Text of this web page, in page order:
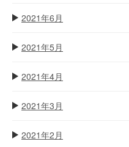
2021年6月
2021年5月
2021年4月
2021年3月
2021年2月